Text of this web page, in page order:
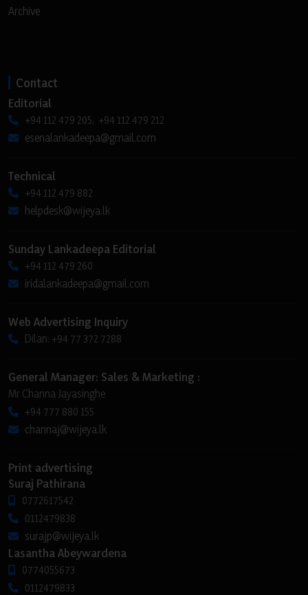
Archive
Contact
Editorial
+94 112 479 205, +94 112 479 212
esenalankadeepa@gmail.com
Technical
+94 112 479 882
helpdesk@wijeya.lk
Sunday Lankadeepa Editorial
+94 112 479 260
iridalankadeepa@gmail.com
Web Advertising Inquiry
Dilan: +94 77 372 7288
General Manager: Sales & Marketing :
Mr Channa Jayasinghe
+94 777 880 155
channaj@wijeya.lk
Print advertising
Suraj Pathirana
0772617542
0112479838
surajp@wijeya.lk
Lasantha Abeywardena
0774055673
0112479833